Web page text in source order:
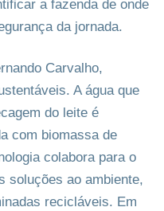
a fazenda de onde
da jornada.
Carvalho,
A água que
do leite é
com biomassa de
colabora para o
soluções ao ambiente,
recicláveis. Em